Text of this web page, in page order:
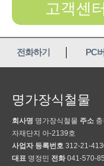
고객센
전화하기 PC
명가장식철물
회사명 명가장식철물 주소
자재단지 아-2139호
사업자 등록번호 312-21-
대표 명정민 전화 041-570-